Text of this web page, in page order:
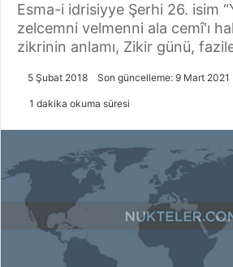
Esma-i idrisiyye Şerhi 26. isim
zelcemni velmenni ala cemî'ı
zikrinin anlamı, Zikir günü,
5 Şubat 2018 Son güncelleme: 9 Mart 2021
1 dakika okuma süresi